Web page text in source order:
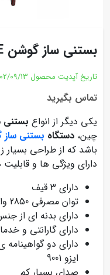
بستنی ساز گوشن GOSHEN BX 328 CE
تاریخ آپدیت محصول 09/13
تماس بگیرید
یکی دیگر از انواع بستنی
چین، دستگاه بستنی
باشد که از طراحی بسیار
دارای ویژگی ها و
دارای 3 قیف
توان مصرفی 2850 وات و ولتاژ مصرفی 220 ولت
دارای بدنه ای از
دارای گارانتی و
دارای دو
ایزو 9001